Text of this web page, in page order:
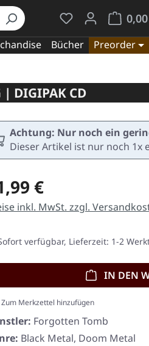
Du hast 0
Bücher Preorder
| DIGIPAK CD
Achtung: Nur noch ein
Dieser Artikel ist nur noch 1x
Preis:
€
inkl. MwSt. zzgl.
verfügbar, Lieferzeit: 1-2
IN DEN
Zum Merkzettel hinzufügen
Forgotten Tomb
Black Metal, Doom Metal